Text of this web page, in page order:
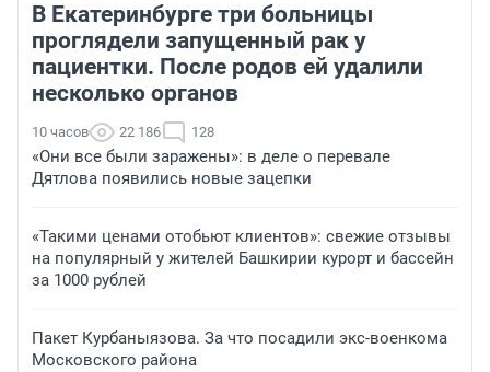
В Екатеринбурге три больницы
проглядели запущенный рак у
пациентки. После родов ей удалили
несколько органов
10 часов 22 186 128
«Они все были заражены»: в деле о перевале
Дятлова появились новые зацепки
«Такими ценами отобьют клиентов»: свежие отзывы
на популярный у жителей Башкирии курорт и бассейн
за 1000 рублей
Пакет Курбаныязова. За что посадили экс-военкома
Московского района